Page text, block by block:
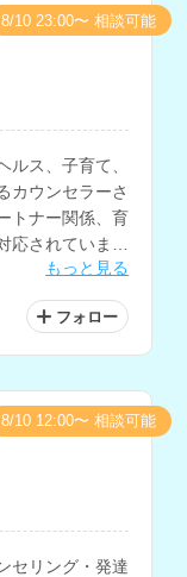
ス、子育て、
カウンセラーさ
トナー関係、育
応されていま
もっと見る
フォロー
8/10 23:00〜 相談可能
セリング・発達
8/10 12:00〜 相談可能